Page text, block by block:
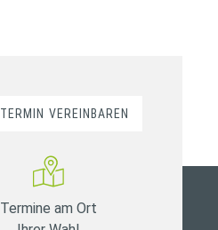
TERMIN VEREINBAREN
Termine am Ort